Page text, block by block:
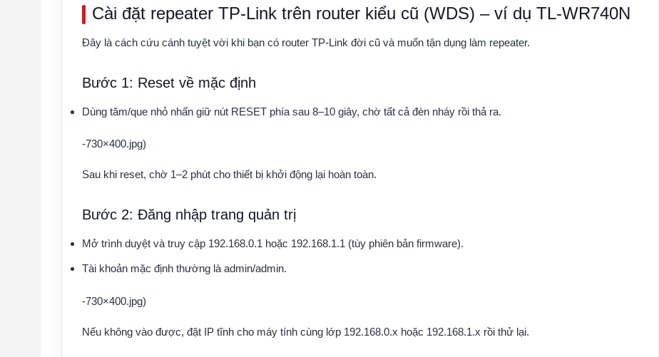
Cài đặt repeater TP-Link trên router kiểu cũ (WDS) – ví dụ TL-WR740N
Đây là cách cứu cánh tuyệt vời khi bạn có router TP-Link đời cũ và muốn tận dụng làm repeater.
Bước 1: Reset về mặc định
Dùng tăm/que nhỏ nhấn giữ nút RESET phía sau 8–10 giây, chờ tất cả đèn nháy rồi thả ra.
-730×400.jpg)
Sau khi reset, chờ 1–2 phút cho thiết bị khởi động lại hoàn toàn.
Bước 2: Đăng nhập trang quản trị
Mở trình duyệt và truy cập 192.168.0.1 hoặc 192.168.1.1 (tùy phiên bản firmware).
Tài khoản mặc định thường là admin/admin.
-730×400.jpg)
Nếu không vào được, đặt IP tĩnh cho máy tính cùng lớp 192.168.0.x hoặc 192.168.1.x rồi thử lại.